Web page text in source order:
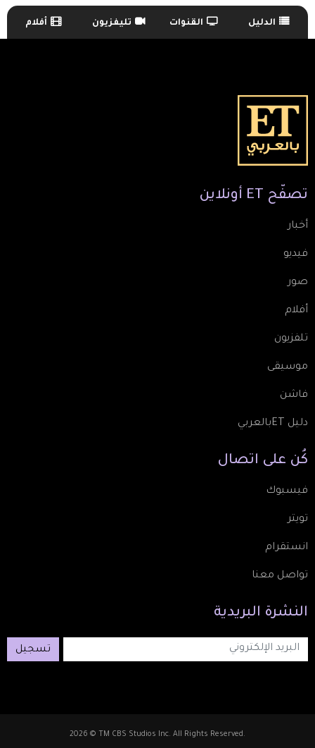
TV Guide Menu الدليل القنوات تليفزيون أفلام
تصفّح ET أونلاين
أخبار
فيديو
صور
أفلام
تلفزيون
موسيقى
فاشن
دليل ETبالعربي
كُن على اتصال
فيسبوك
تويتر
انستقرام
تواصل معنا
النشرة البريدية
تسجيل
2026 © TM CBS Studios Inc. All Rights Reserved.